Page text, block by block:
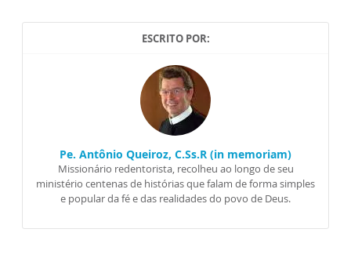
ESCRITO POR:
Pe. Antônio Queiroz, C.Ss.R (in memoriam)
Missionário redentorista, recolheu ao longo de seu
ministério centenas de histórias que falam de forma simples
e popular da fé e das realidades do povo de Deus.